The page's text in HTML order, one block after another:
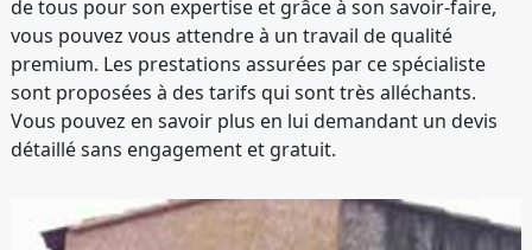
de tous pour son expertise et grâce à son savoir-faire,
vous pouvez vous attendre à un travail de qualité
premium. Les prestations assurées par ce spécialiste
sont proposées à des tarifs qui sont très alléchants.
Vous pouvez en savoir plus en lui demandant un devis
détaillé sans engagement et gratuit.